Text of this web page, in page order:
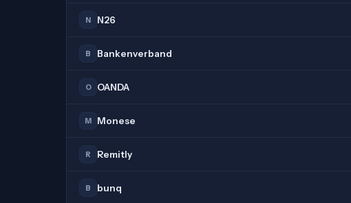
N N26
B Bankenverband
O OANDA
M Monese
R Remitly
B bunq